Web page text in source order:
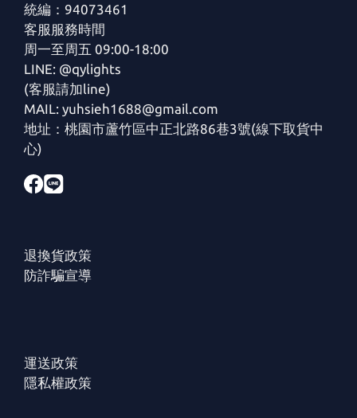
統編：94073461
客服服務時間
周一至周五 09:00-18:00
LINE: @qylights
(客服請加line)
MAIL: yuhsieh1688@gmail.com
地址：桃園市蘆竹區中正北路86巷3號(線下取貨中
心)
退換貨政策
防詐騙宣導
運送政策
隱私權政策